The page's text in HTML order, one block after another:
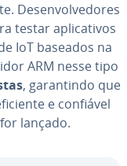
De­sen­vol­ve­do­res
testar apli­ca­ti­vos
IoT baseados na
ARM nesse tipo
, ga­ran­tindo que
e confiável
lançado.